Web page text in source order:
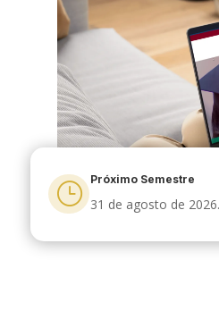
}
Próximo Semestre
31 de agosto de